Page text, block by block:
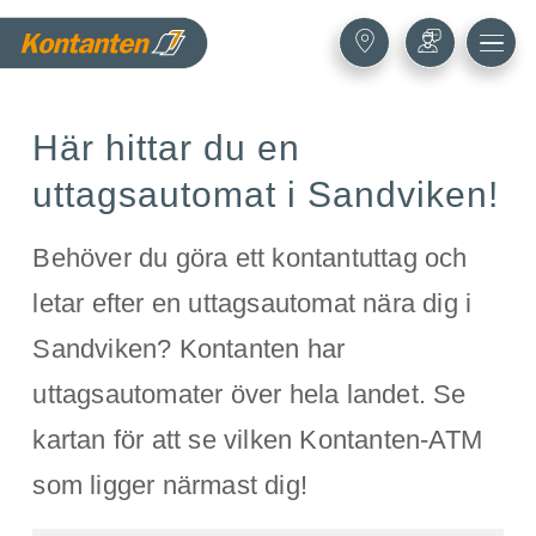
Här hittar du en
uttagsautomat i Sandviken!
Behöver du göra ett kontantuttag och
letar efter en uttagsautomat nära dig i
Sandviken? Kontanten har
uttagsautomater över hela landet. Se
kartan för att se vilken Kontanten-ATM
som ligger närmast dig!